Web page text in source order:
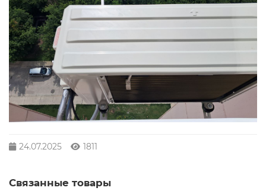
24.07.2025 1811
Связанные товары